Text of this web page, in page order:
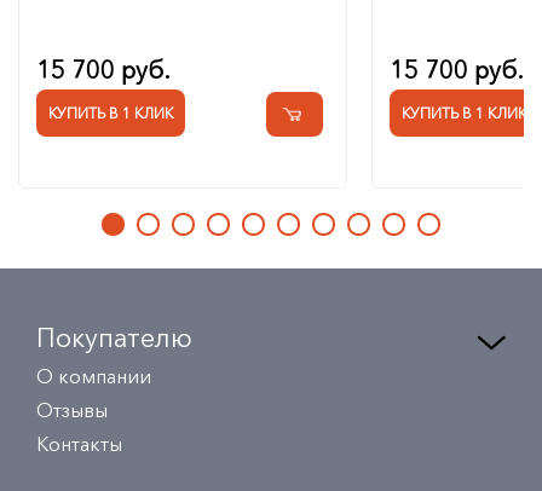
15 700 руб.
КУПИТЬ В 1 КЛИК
15 700 руб.
КУПИТЬ В 1 КЛИК
Покупателю
О компании
Отзывы
Контакты